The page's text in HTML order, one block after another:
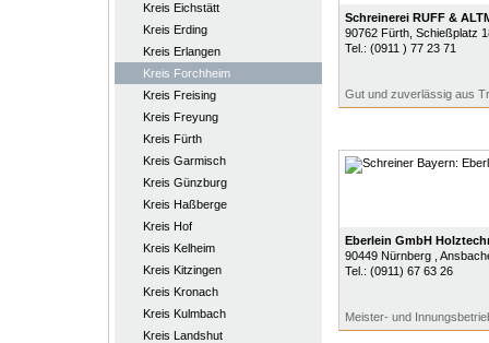
Kreis Eichstätt
Kreis Erding
Kreis Erlangen
Kreis Forchheim
Kreis Freising
Kreis Freyung
Kreis Fürth
Kreis Garmisch
Kreis Günzburg
Kreis Haßberge
Kreis Hof
Kreis Kelheim
Kreis Kitzingen
Kreis Kronach
Kreis Kulmbach
Kreis Landshut
Schreinerei RUFF &
90762 Fürth, Schießplatz
Tel.: (0911 ) 77 23 71
Gut und zuverlässig aus
Eberlein GmbH
90449 Nürnberg
,
Tel.: (0911) 67 63 26
Meister- und